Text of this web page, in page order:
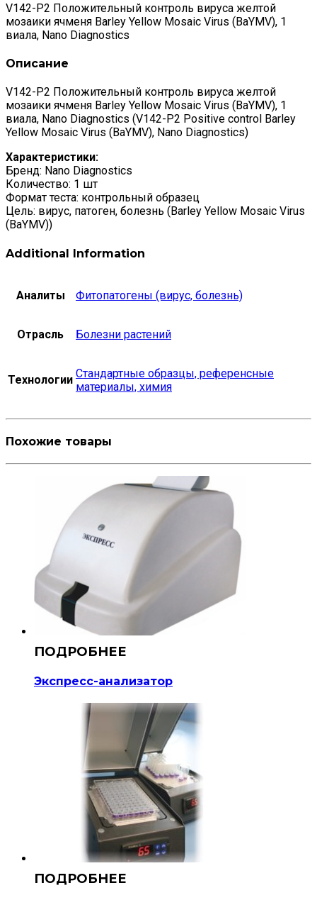
V142-P2 Положительный контроль вируса желтой
мозаики ячменя Barley Yellow Mosaic Virus (BaYMV), 1
виала, Nano Diagnostics
Описание
V142-P2 Положительный контроль вируса желтой
мозаики ячменя Barley Yellow Mosaic Virus (BaYMV), 1
виала, Nano Diagnostics (V142-P2 Positive control Barley
Yellow Mosaic Virus (BaYMV), Nano Diagnostics)
Характеристики:
Бренд: Nano Diagnostics
Количество: 1 шт
Формат теста: контрольный образец
Цель: вирус, патоген, болезнь (Barley Yellow Mosaic Virus
(BaYMV))
Additional Information
Аналиты Фитопатогены (вирус, болезнь)
Отрасль Болезни растений
Технологии Стандартные образцы, референсные
материалы, химия
Похожие товары
Экспресс-анализатор